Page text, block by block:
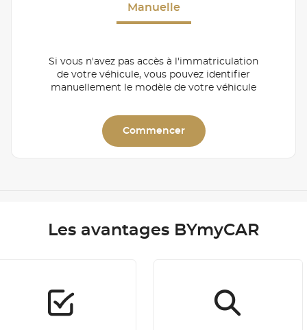
Manuelle
Si vous n'avez pas accès à l'immatriculation
de votre véhicule, vous pouvez identifier
manuellement le modèle de votre véhicule
Commencer
Les avantages BYmyCAR